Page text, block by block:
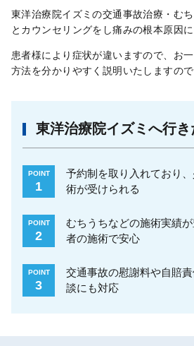
東洋治療院イズミの交通事故治療・む
とカウンセリングをし痛みの根本原因
患者様により症状が違いますので、お
方法を分かりやすく説明いたしますので
東洋治療院イズミへ行
POINT
1
予約制を取り入れており
術が受けられる
POINT
2
むちうちなどの施術実績
者の施術で安心
POINT
3
交通事故の慰謝料や自賠
談にも対応